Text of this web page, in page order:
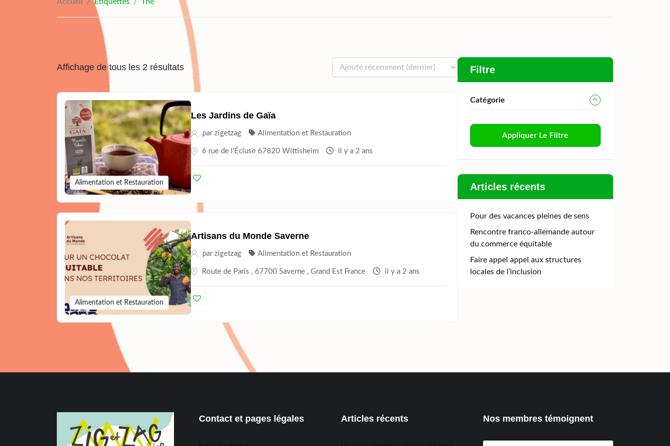
Affichage de tous les 2 résultats
Alimentation et Restauration
Les Jardins de Gaïa
par zigetzag Alimentation et Restauration
6 rue de l'Écluse 67820 Wittisheim il y a 2 ans
Alimentation et Restauration
Artisans du Monde Saverne
par zigetzag Alimentation et Restauration
Route de Paris , 67700 Saverne , Grand Est France il y a 2 ans
Filtre
Catégorie
Appliquer Le Filtre
Articles récents
Pour des vacances pleines de sens
Rencontre franco-allemande autour
du commerce équitable
Faire appel appel aux structures
locales de l’inclusion
Contact et pages légales Articles récents Nos membres témoignent